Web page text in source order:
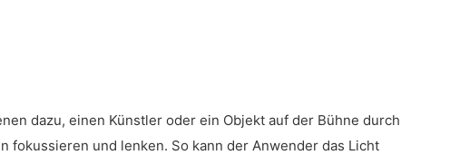
dazu, einen Künstler oder ein Objekt auf der Bühne durch
und lenken. So kann der Anwender das Licht